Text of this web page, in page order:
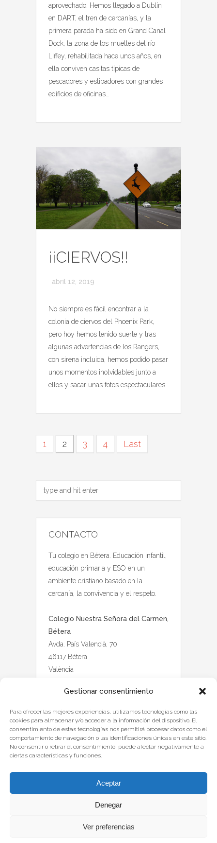
Gestionar consentimiento
Para ofrecer las mejores experiencias, utilizamos tecnologías como las
cookies para almacenar y/o acceder a la información del dispositivo. El
consentimiento de estas tecnologías nos permitirá procesar datos como el
comportamiento de navegación o las identificaciones únicas en este sitio.
No consentir o retirar el consentimiento, puede afectar negativamente a
ciertas características y funciones.
Aceptar
Denegar
Ver preferencias
aprovechado. Hemos llegado a Dublín
en DART, el tren de cercanías, y la
primera parada ha sido en Grand Canal
Dock, la zona de los muelles del río
Liffey, rehabilitada hace unos años, en
ella conviven casitas típicas de
pescadores y estibadores con grandes
edificios de oficinas…
¡¡CIERVOS!!
abril 12, 2019
No siempre es fácil encontrar a la
colonia de ciervos del Phoenix Park,
pero hoy hemos tenido suerte y tras
algunas advertencias de los Rangers,
con sirena incluida, hemos podido pasar
unos momentos inolvidables junto a
ellos y sacar unas fotos espectaculares.
1 2 3 4 Last
CONTACTO
Tu colegio en Bétera. Educación infantil,
educación primaria y ESO en un
ambiente cristiano basado en la
cercanía, la convivencia y el respeto.
Colegio Nuestra Señora del Carmen,
Bétera
Avda. País Valencià, 70
46117 Bétera
València
2020 • Colegio Nuestra Señora del Carmen de